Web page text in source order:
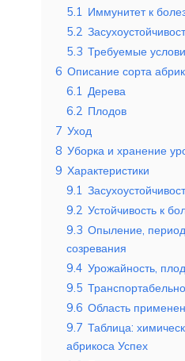
5.1 Иммунитет к
5.2
5.3 Требуемые
6 Описание сорта
6.1 Дерева
6.2 Плодов
7 Уход
8 Уборка и хранение
9 Характеристики
9.1
9.2 Устойчивость к
9.3 Опыление,
созревания
9.4 Урожайность,
9.5
9.6 Область
9.7 Таблица:
абрикоса Успех